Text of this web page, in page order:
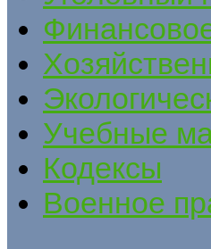
Учебные
Кодексы
Военное